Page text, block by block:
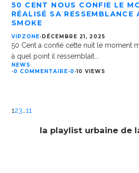
50 CENT NOUS CONFIE LE
RÉALISÉ SA RESSEMBLANCE
SMOKE
VIPZONE· DÉCEMBRE 21, 2025
50 Cent a confié cette nuit le moment
à quel point il ressemblait
NEWS
·0 COMMENTAIRE·0 ·10 VIEWS
123 11
la playlist urbaine de